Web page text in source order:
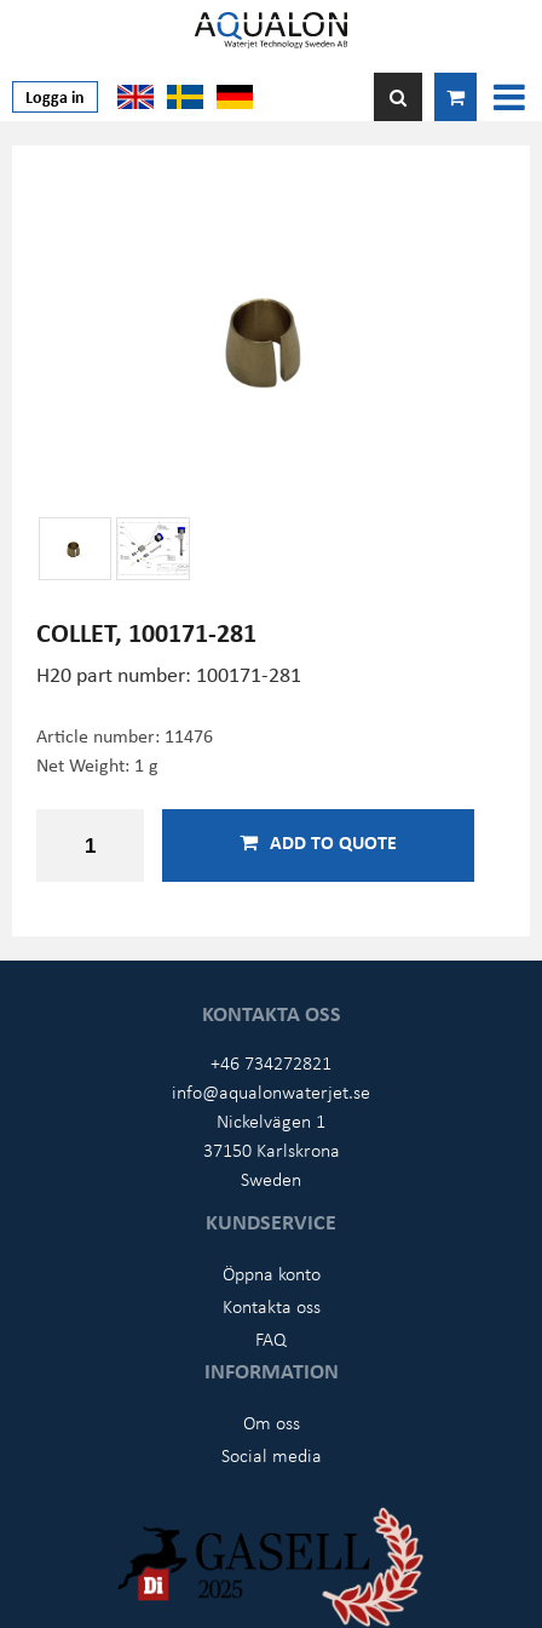
Logga in
COLLET, 100171-281
H20 part number: 100171-281
Article number: 11476
Net Weight: 1 g
ADD TO QUOTE
KONTAKTA OSS
+46 734272821
info@aqualonwaterjet.se
Nickelvägen 1
37150 Karlskrona
Sweden
KUNDSERVICE
Öppna konto
Kontakta oss
FAQ
INFORMATION
Om oss
Social media